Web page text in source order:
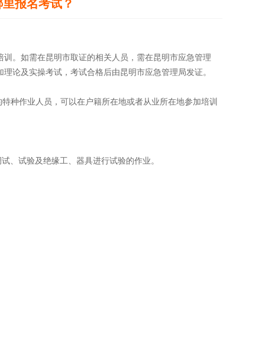
报名考试？
。如需在昆明市取证的相关人员，需在昆明市应急管理
论及实操考试，考试合格后由昆明市应急管理局发证。
种作业人员，可以在户籍所在地或者从业所在地参加培训
、试验及绝缘工、器具进行试验的作业。